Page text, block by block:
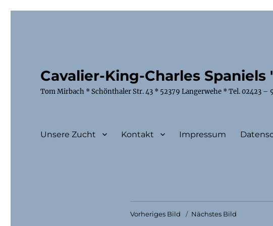
Cavalier-King-Charles
Tom Mirbach * Schönthaler Str. 43 * 52379 Langerwehe * Tel. 02423
Unsere Zucht Kontakt Impressum
Vorheriges Bild Nächstes Bild